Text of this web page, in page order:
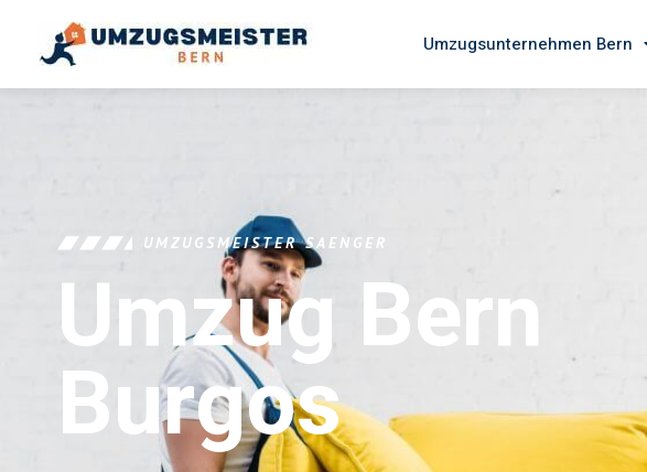
Umzugsunternehmen Bern
UMZUGSMEISTER SAENGER
Umzug Bern
Burgos